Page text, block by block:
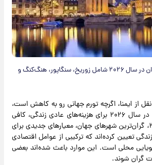
گران ترین شهرهای جهان در سال ۲۰۲۶ شامل زوریخ، سنگاپور، هنگ‌کنگ و
از ایمنا، اگرچه تورم جهانی رو به کاهش است،
اما بودجه خانواده‌ها در سال ۲۰۲۶ برای هزینه‌های عادی زندگی، کافی
نیست. در سال ۲۰۲۶، گران‌ترین شهرهای جهان، معیارهای جدیدی برای
تعیین کرده‌اند که ترکیبی از عوامل اقتصادی
محلی است. این موارد باعث شده‌اند بعضی
گران شوند.